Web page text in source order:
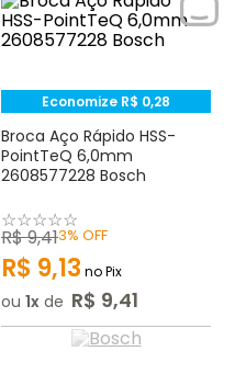
Economize R$ 0,28
Broca Aço Rápido HSS-
PointTeQ 6,0mm
2608577228 Bosch
☆☆☆☆☆
R$9,413% OFF
R$ 9,13 no Pix
ou 1 de R$ 9,41